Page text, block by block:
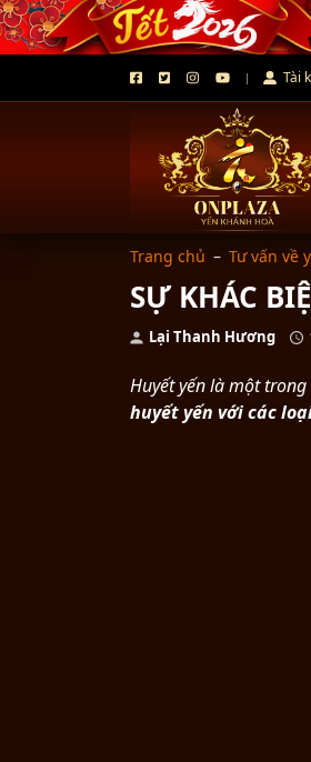
Tài
Trang chủ – Tư vấn về
SỰ KHÁC
Lại Thanh Hương
Huyết yến là một
huyết yến với các